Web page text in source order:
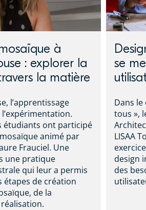
à
: explorer la
la matière
l’apprentissage
étudiants ont participé
animé par
Frauciel. Une
une pratique
qui leur a permis
étapes de création
de la
se
Dans
tous »,
LISAA
design
des